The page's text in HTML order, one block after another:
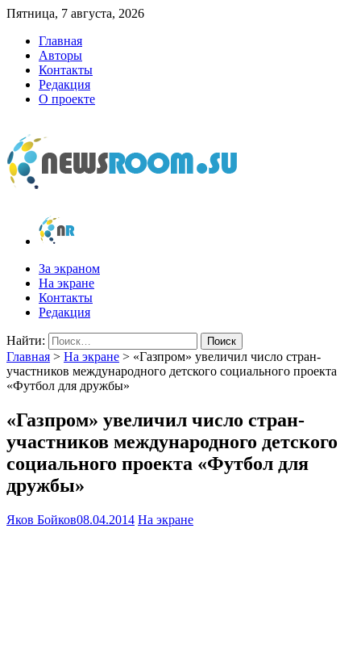
Пятница, 7 августа, 2026
Главная
Авторы
Контакты
Редакция
О проекте
newsroom.su
Новости о новостях
За экраном
На экране
Контакты
Редакция
Найти:
Главная > На экране > «Газпром» увеличил число стран-
участников международного детского социального проекта
«Футбол для дружбы»
«Газпром» увеличил число стран-
участников международного детского
социального проекта «Футбол для
дружбы»
Яков Бойков08.04.2014 На экране